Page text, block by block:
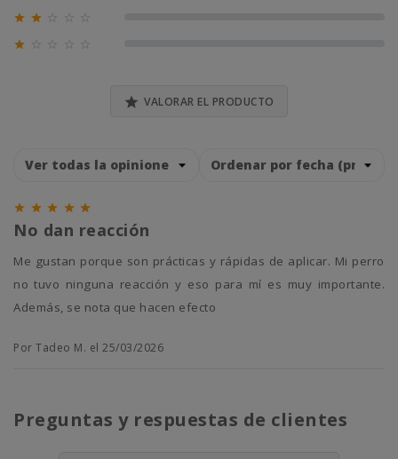
 

 VALORAR EL PRODUCTO
    
No dan reacción
Me gustan porque son prácticas y rápidas de aplicar. Mi perro
no tuvo ninguna reacción y eso para mí es muy importante.
Además, se nota que hacen efecto
Por Tadeo M. el 25/03/2026
Preguntas y respuestas de clientes